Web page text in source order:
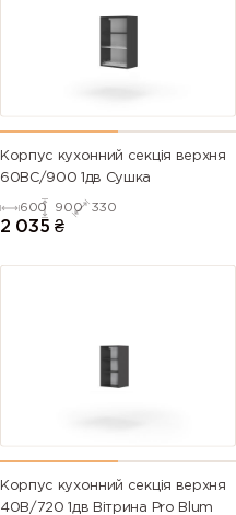
Корпус кухонний секцiя верхня
60ВС/900 1дв Сушка
600 900 330
2 035 ₴
Корпус кухонний секцiя верхня
40В/720 1дв Вітрина Pro Blum